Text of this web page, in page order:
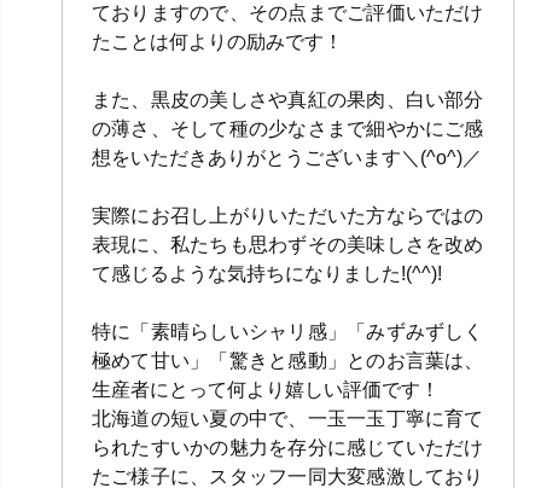
ておりますので、その点までご評価いただけ
たことは何よりの励みです！
また、黒皮の美しさや真紅の果肉、白い部分
の薄さ、そして種の少なさまで細やかにご感
想をいただきありがとうございます＼(^o^)／
実際にお召し上がりいただいた方ならではの
表現に、私たちも思わずその美味しさを改め
て感じるような気持ちになりました!(^^)!
特に「素晴らしいシャリ感」「みずみずしく
極めて甘い」「驚きと感動」とのお言葉は、
生産者にとって何より嬉しい評価です！
北海道の短い夏の中で、一玉一玉丁寧に育て
られたすいかの魅力を存分に感じていただけ
たご様子に、スタッフ一同大変感激しており